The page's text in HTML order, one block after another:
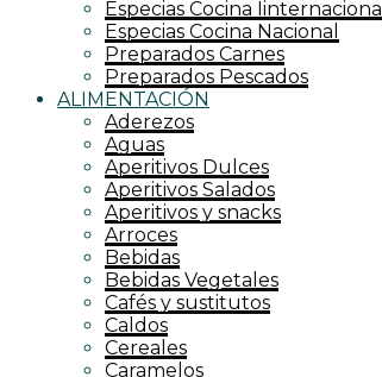
Especias Cocina Iinternacional
Especias Cocina Nacional
Preparados Carnes
Preparados Pescados
ALIMENTACIÓN
Aderezos
Aguas
Aperitivos Dulces
Aperitivos Salados
Aperitivos y snacks
Arroces
Bebidas
Bebidas Vegetales
Cafés y sustitutos
Caldos
Cereales
Caramelos